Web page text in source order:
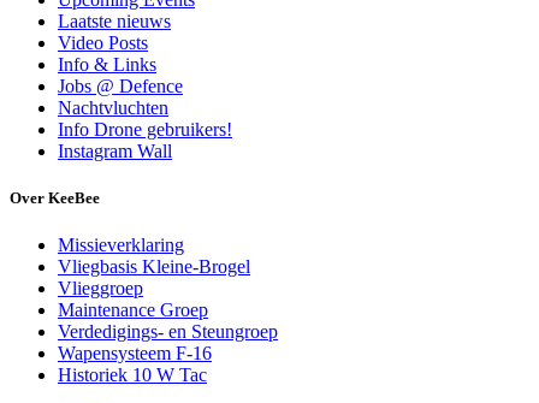
Laatste nieuws
Video Posts
Info & Links
Jobs @ Defence
Nachtvluchten
Info Drone gebruikers!
Instagram Wall
Over KeeBee
Missieverklaring
Vliegbasis Kleine-Brogel
Vlieggroep
Maintenance Groep
Verdedigings- en Steungroep
Wapensysteem F-16
Historiek 10 W Tac